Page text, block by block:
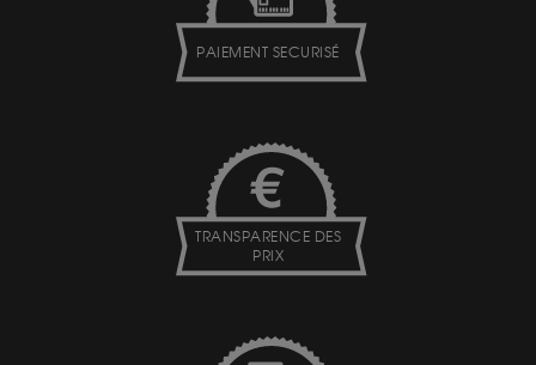
PAIEMENT SECURISÉ
TRANSPARENCE DES
PRIX